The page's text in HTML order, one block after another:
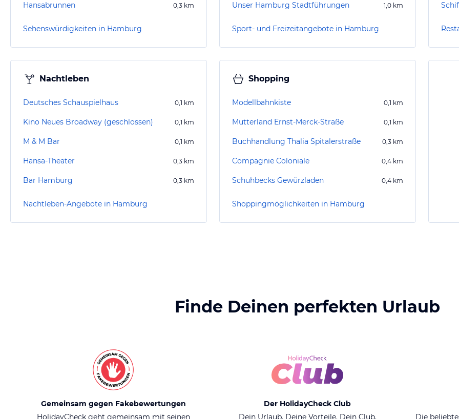
Hansabrunnen 0,3 km
Sehenswürdigkeiten in Hamburg
Unser Hamburg Stadtführungen 1,0 km
Sport- und Freizeitangebote in Hamburg
Nachtleben
Deutsches Schauspielhaus 0,1 km
Kino Neues Broadway (geschlossen) 0,1 km
M & M Bar 0,1 km
Hansa-Theater 0,3 km
Bar Hamburg 0,3 km
Nachtleben-Angebote in Hamburg
Shopping
Modellbahnkiste 0,1 km
Mutterland Ernst-Merck-Straße 0,1 km
Buchhandlung Thalia Spitalerstraße 0,3 km
Compagnie Coloniale 0,4 km
Schuhbecks Gewürzladen 0,4 km
Shoppingmöglichkeiten in Hamburg
Finde Deinen perfekten Urlaub
Gemeinsam gegen Fakebewertungen
HolidayCheck geht gemeinsam mit seinen
Der HolidayCheck Club
Dein Urlaub. Deine Vorteile. Dein Club.
Die